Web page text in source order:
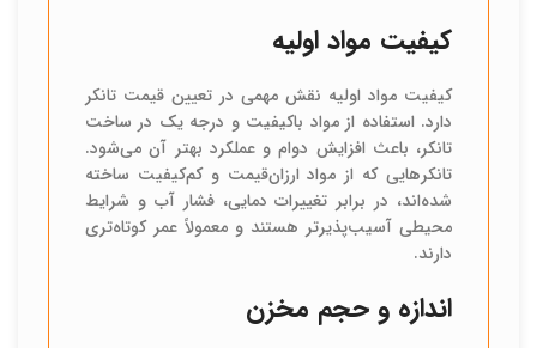
کیفیت مواد اولیه
کیفیت مواد اولیه نقش مهمی در تعیین قیمت تانکر
دارد. استفاده از مواد باکیفیت و درجه یک در ساخت
تانکر، باعث افزایش دوام و عملکرد بهتر آن می‌شود.
تانکرهایی که از مواد ارزان‌قیمت و کم‌کیفیت ساخته
شده‌اند، در برابر تغییرات دمایی، فشار آب و شرایط
محیطی آسیب‌پذیرتر هستند و معمولاً عمر کوتاه‌تری
دارند.
اندازه و حجم مخزن